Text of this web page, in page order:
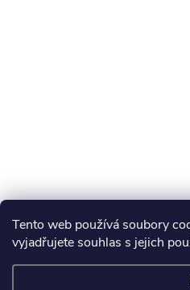
Tento web používá soubory
vyjadřujete souhlas s jejich